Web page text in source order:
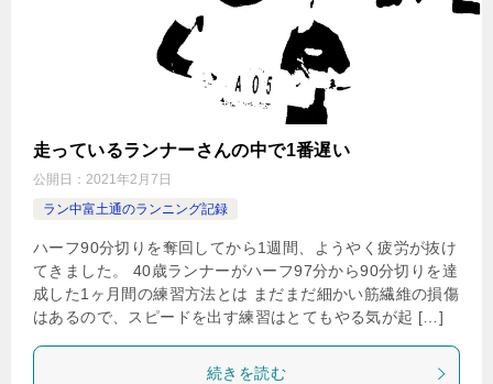
走っているランナーさんの中で1番遅い
公開日： 2021年2月7日
ラン中富土通のランニング記録
ハーフ90分切りを奪回してから1週間、ようやく疲労が抜け
てきました。 40歳ランナーがハーフ97分から90分切りを達
成した1ヶ月間の練習方法とは まだまだ細かい筋繊維の損傷
はあるので、スピードを出す練習はとてもやる気が起 […]
続きを読む